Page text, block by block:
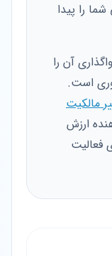
را پیدا
آن را
است.
مالکیت
ارزش
فعالیت